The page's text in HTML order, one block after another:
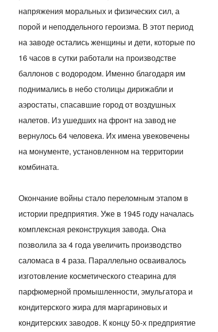
напряжения моральных и физических сил, а
порой и неподдельного героизма. В этот период
на заводе остались женщины и дети, которые по
16 часов в сутки работали на производстве
баллонов с водородом. Именно благодаря им
поднимались в небо столицы дирижабли и
аэростаты, спасавшие город от воздушных
налетов. Из ушедших на фронт на завод не
вернулось 64 человека. Их имена увековечены
на монументе, установленном на территории
комбината.
Окончание войны стало переломным этапом в
истории предприятия. Уже в 1945 году началась
комплексная реконструкция завода. Она
позволила за 4 года увеличить производство
саломаса в 4 раза. Параллельно осваивалось
изготовление косметического стеарина для
парфюмерной промышленности, эмульгатора и
кондитерского жира для маргариновых и
кондитерских заводов. К концу 50-х предприятие